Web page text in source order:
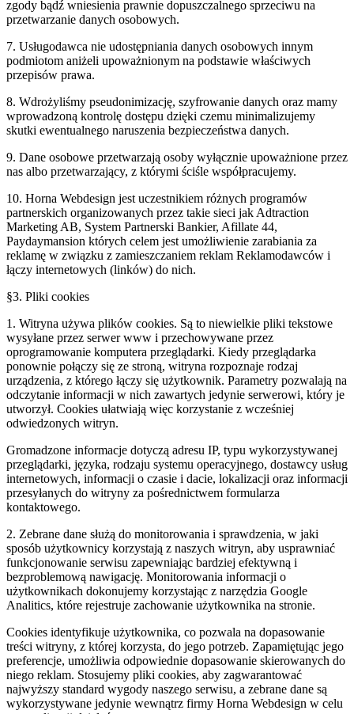
zgody bądź wniesienia prawnie dopuszczalnego sprzeciwu na
przetwarzanie danych osobowych.
7. Usługodawca nie udostępniania danych osobowych innym
podmiotom aniżeli upoważnionym na podstawie właściwych
przepisów prawa.
8. Wdrożyliśmy pseudonimizację, szyfrowanie danych oraz mamy
wprowadzoną kontrolę dostępu dzięki czemu minimalizujemy
skutki ewentualnego naruszenia bezpieczeństwa danych.
9. Dane osobowe przetwarzają osoby wyłącznie upoważnione przez
nas albo przetwarzający, z którymi ściśle współpracujemy.
10. Horna Webdesign jest uczestnikiem różnych programów
partnerskich organizowanych przez takie sieci jak Adtraction
Marketing AB, System Partnerski Bankier, Afillate 44,
Paydaymansion których celem jest umożliwienie zarabiania za
reklamę w związku z zamieszczaniem reklam Reklamodawców i
łączy internetowych (linków) do nich.
§3. Pliki cookies
1. Witryna używa plików cookies. Są to niewielkie pliki tekstowe
wysyłane przez serwer www i przechowywane przez
oprogramowanie komputera przeglądarki. Kiedy przeglądarka
ponownie połączy się ze stroną, witryna rozpoznaje rodzaj
urządzenia, z którego łączy się użytkownik. Parametry pozwalają na
odczytanie informacji w nich zawartych jedynie serwerowi, który je
utworzył. Cookies ułatwiają więc korzystanie z wcześniej
odwiedzonych witryn.
Gromadzone informacje dotyczą adresu IP, typu wykorzystywanej
przeglądarki, języka, rodzaju systemu operacyjnego, dostawcy usług
internetowych, informacji o czasie i dacie, lokalizacji oraz informacji
przesyłanych do witryny za pośrednictwem formularza
kontaktowego.
2. Zebrane dane służą do monitorowania i sprawdzenia, w jaki
sposób użytkownicy korzystają z naszych witryn, aby usprawniać
funkcjonowanie serwisu zapewniając bardziej efektywną i
bezproblemową nawigację. Monitorowania informacji o
użytkownikach dokonujemy korzystając z narzędzia Google
Analitics, które rejestruje zachowanie użytkownika na stronie.
Cookies identyfikuje użytkownika, co pozwala na dopasowanie
treści witryny, z której korzysta, do jego potrzeb. Zapamiętując jego
preferencje, umożliwia odpowiednie dopasowanie skierowanych do
niego reklam. Stosujemy pliki cookies, aby zagwarantować
najwyższy standard wygody naszego serwisu, a zebrane dane są
wykorzystywane jedynie wewnątrz firmy Horna Webdesign w celu